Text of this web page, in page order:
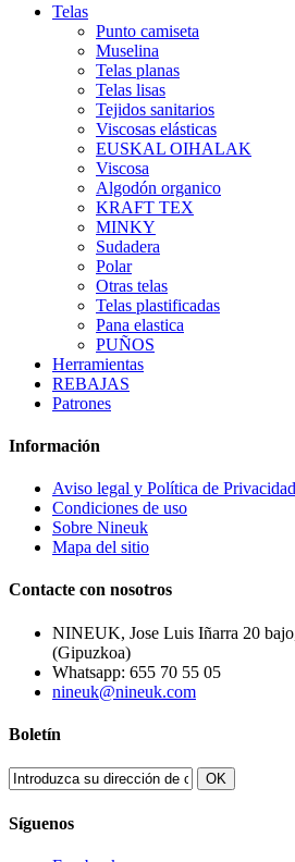
Telas
Punto camiseta
Muselina
Telas planas
Telas lisas
Tejidos sanitarios
Viscosas elásticas
EUSKAL OIHALAK
Viscosa
Algodón organico
KRAFT TEX
MINKY
Sudadera
Polar
Otras telas
Telas plastificadas
Pana elastica
PUÑOS
Herramientas
REBAJAS
Patrones
Información
Aviso legal y Política de Privacidad
Condiciones de uso
Sobre Nineuk
Mapa del sitio
Contacte con nosotros
NINEUK, Jose Luis Iñarra 20
(Gipuzkoa)
Whatsapp: 655 70 55 05
nineuk@nineuk.com
Boletín
OK
Síguenos